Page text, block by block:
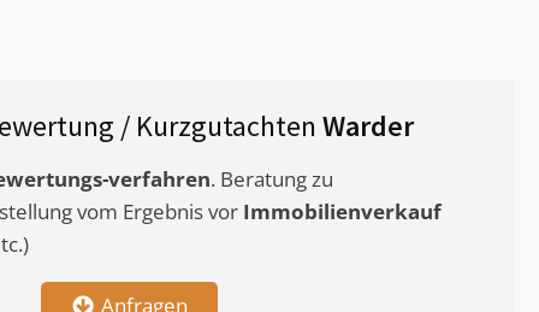
/ Kurzgutachten Warder
verfahren. Beratung zu
vom Ergebnis vor Immobilienverkauf
Anfragen